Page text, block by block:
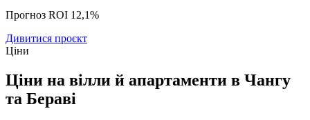
Прогноз ROI 12,1%
Дивитися проєкт
Ціни
Ціни на вілли й апартаменти в Чангу
та Бераві